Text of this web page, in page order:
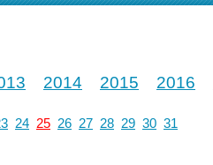
2014 2015 2016
24 25 26 27 28 29 30 31